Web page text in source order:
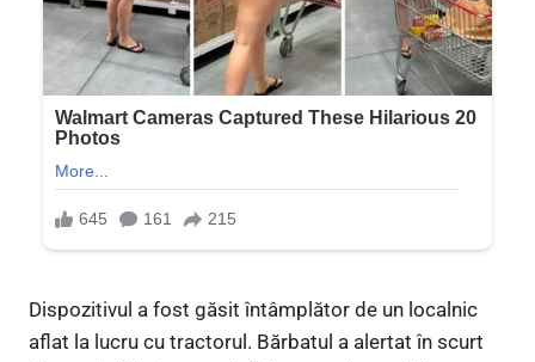
Dispozitivul a fost găsit întâmplător de un localnic
aflat la lucru cu tractorul. Bărbatul a alertat în scurt